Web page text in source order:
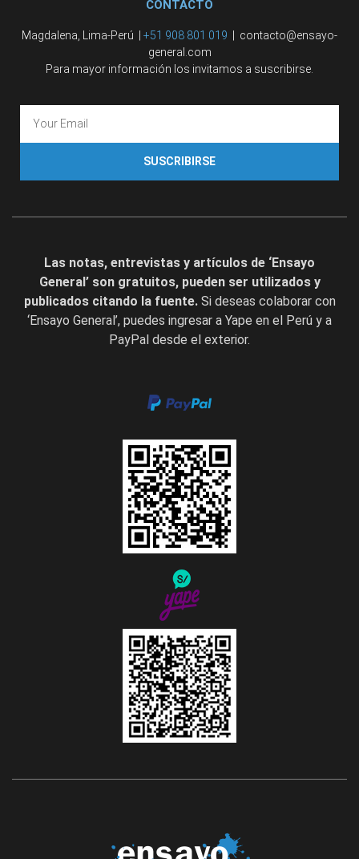
CONTACTO
Magdalena, Lima-Perú | +51 908 801 019 | contacto@ensayo-
general.com
Para mayor información los invitamos a suscribirse.
SUSCRIBIRSE
Las notas, entrevistas y artículos de ‘Ensayo
General’ son gratuitos, pueden ser utilizados y
publicados citando la fuente. Si deseas colaborar con
‘Ensayo General’, puedes ingresar a Yape en el Perú y a
PayPal desde el exterior.